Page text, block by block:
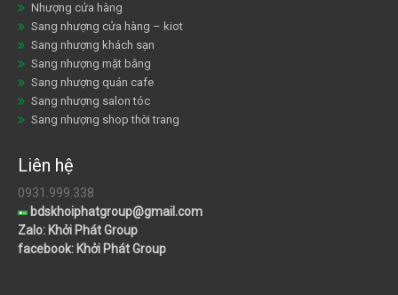
Nhượng cửa hàng
Sang nhượng cửa hàng – kiot
Sang nhượng khách sạn
Sang nhượng mặt bằng
Sang nhượng quán cafe
Sang nhượng salon tóc
Sang nhượng shop thời trang
Liên hệ
0931.999.338
bdskhoiphatgroup@gmail.com
Zalo: Khởi Phát Group
facebook: Khởi Phát Group